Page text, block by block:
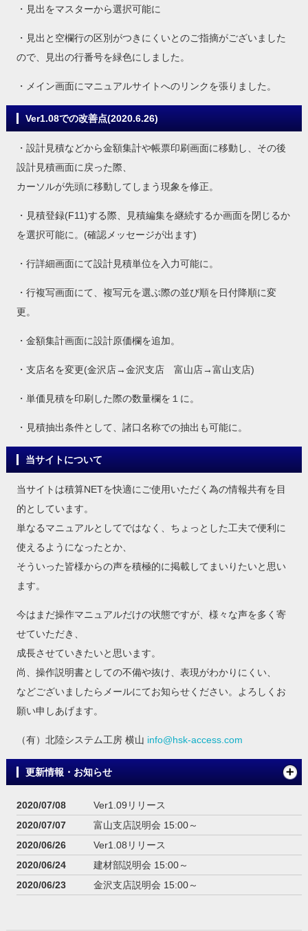
・見出をマスターから選択可能に
・見出と空欄行の区別がつきにくいとのご指摘がございました
ので、見出の行番号を緑色にしました。
・メイン画面にマニュアルサイトへのリンクを張りました。
Ver1.08での改善点(2020.6.26)
・設計見積などから金額集計や帳票印刷画面に移動し、その後
設計見積画面に戻った際、
カーソルが先頭に移動してしまう現象を修正。
・見積登録(F11)する際、見積編集を継続するか画面を閉じるか
を選択可能に。(確認メッセージが出ます)
・行詳細画面にて設計見積単位を入力可能に。
・行複写画面にて、複写元を選ぶ際の並び順を日付降順に変
更。
・金額集計画面に設計原価欄を追加。
・支店名を変更(金沢店→金沢支店 富山店→富山支店)
・単価見積を印刷した際の数量欄を１に。
・見積抽出条件として、諸口名称での抽出も可能に。
当サイトについて
当サイトは積算NETを快適にご使用いただく為の情報共有を目
的としています。
単なるマニュアルとしてではなく、ちょっとした工夫で便利に
使えるようになったとか、
そういった皆様からの声を積極的に掲載してまいりたいと思い
ます。
今はまだ操作マニュアルだけの状態ですが、様々な声を多く寄
せていただき、
成長させていきたいと思います。
尚、操作説明書としての不備や抜け、表現がわかりにくい、
などございましたらメールにてお知らせください。よろしくお
願い申しあげます。
（有）北陸システム工房 横山 info@hsk-access.com
更新情報・お知らせ
2020/07/08
Ver1.09リリース
2020/07/07
富山支店説明会 15:00～
2020/06/26
Ver1.08リリース
2020/06/24
建材部説明会 15:00～
2020/06/23
金沢支店説明会 15:00～